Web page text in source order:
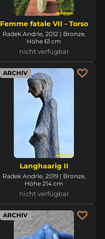
Femme fatale VII - Torso
Radek Andrle, 2012 | Bronze,
Höhe 61 cm
nicht verfügbar
ARCHIV
Langhaarig II
Radek Andrle, 2019 | Bronze,
Höhe 214 cm
nicht verfügbar
ARCHIV